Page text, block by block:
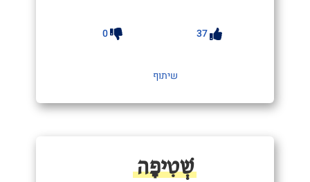
37
0
שיתוף
שְׁטִיפָה